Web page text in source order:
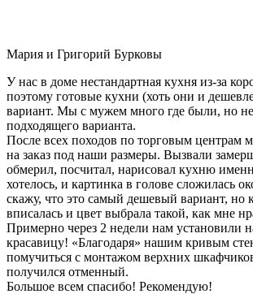
Мария и Григорий Бурковы
У нас в доме нестандартная кухня из-за
поэтому готовые кухни (хоть они и
вариант. Мы с мужем много где были, но
подходящего варианта.
После всех походов по торговым центрам
на заказ под наши размеры. Вызвали
обмерил, посчитал, нарисовал кухню
хотелось, и картинка в голове сложилась
скажу, что это самый дешевый вариант, но
вписалась и цвет выбрала такой, как мне
Примерно через 2 недели нам установили
красавицу! «Благодаря» нашим кривым
помучиться с монтажом верхних
получился отменный.
Большое всем спасибо! Рекомендую!